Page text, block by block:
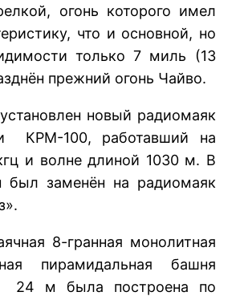
огонь которого имел
что и основной, но
только 7 миль (13
прежний огонь Чайво.
новый радиомаяк
КРМ-100, работавший на
и волне длиной 1030 м. В
был заменён на радиомаяк
гранная монолитная
пирамидальная башня
м была построена по